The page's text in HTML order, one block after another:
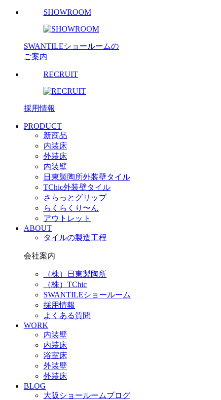
SHOWROOM
SWANTILEショールームの
ご案内
RECRUIT
採用情報
PRODUCT
新商品
内装床
外装床
内装壁
日東製陶所外装壁タイル
TChic外装壁タイル
さらっとグリップ
らくらくり〜ん
アウトレット
ABOUT
タイルの製造工程
会社案内
（株）日東製陶所
（株）TChic
SWANTILEショールーム
採用情報
よくある質問
WORK
内装壁
内装床
浴室床
外装壁
外装床
BLOG
大阪ショールームブログ